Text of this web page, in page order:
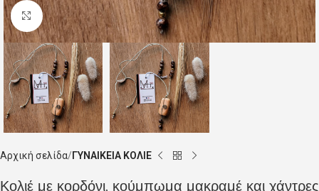
Click to enlarge
Αρχική σελίδα ΓΥΝΑΙΚΕΙΑ ΚΟΛΙΕ
Κολιέ με κορδόνι, κούμπωμα μακραμέ και χάντρες